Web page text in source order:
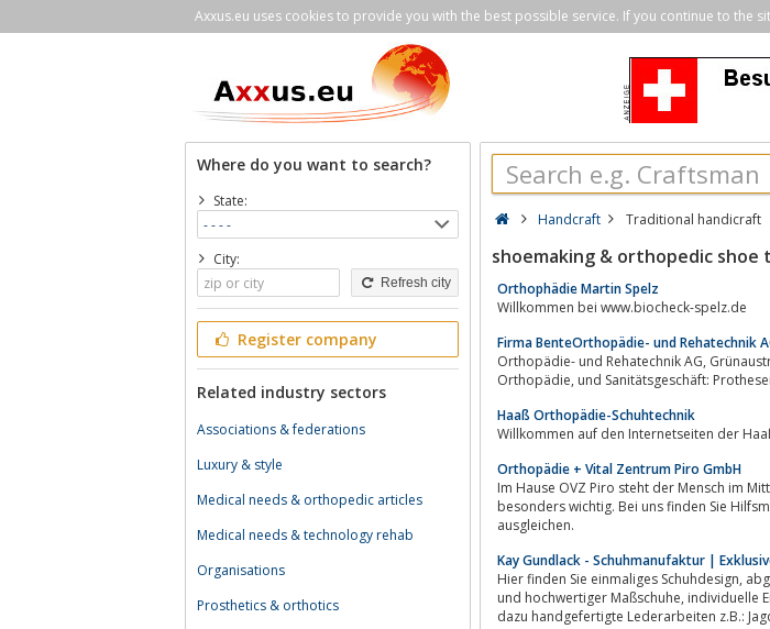
Axxus.eu uses cookies to provide you with the best possible service. If you continue to the
Where do you want to search?
State:
City:
Refresh city
Register company
Related industry sectors
Associations & federations
Luxury & style
Medical needs & orthopedic articles
Medical needs & technology rehab
Organisations
Prosthetics & orthotics
Handcraft Traditional handicraft
shoemaking & orthopedic shoe
Orthophädie Martin Spelz
Willkommen bei www.biocheck-spelz.de
Firma BenteOrthopädie- und Rehatechnik
Orthopädie- und Rehatechnik AG, Grünaustrasse 19, CH-9470 Buchs SG, Tel. 081 755 80 90, info@orthocenter.ch.
Haaß Orthopädie-Schuhtechnik
Willkommen auf den Internetseiten der
Orthopädie + Vital Zentrum Piro GmbH
Im Hause OVZ Piro steht der Mensch im
besonders wichtig. Bei uns finden Sie Hilfsmittel, die Mobilität zurückgeben, den Alltag erleichtern oder eine
ausgleichen.
Kay Gundlack - Schuhmanufaktur |
Hier finden Sie einmaliges Schuhdesign, abgestimmt auf die Bedürfnisse jedes einzelnen Kunden.Wir feritigen für Sie exklusive
und hochwertiger Maßschuhe, individuelle Einzelstücke z.B.: Hochzeitsschuhe, Tanzschuhe und auch Schuhe in Übergrößen,